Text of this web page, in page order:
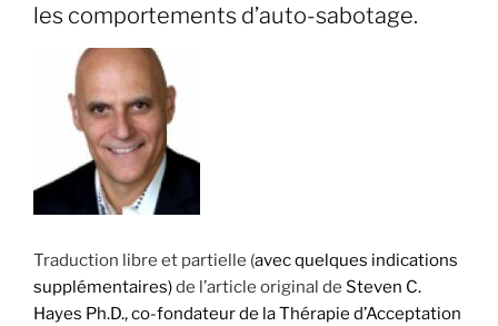
les comportements d’auto-sabotage.
Traduction libre et partielle (avec quelques indications
supplémentaires)de l’article original de Steven C.
Hayes Ph.D., co-fondateur de la Thérapie d’Acceptation